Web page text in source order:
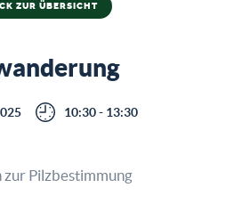
ZUR ÜBERSICHT
10:30 - 13:30
zur Pilzbestimmung